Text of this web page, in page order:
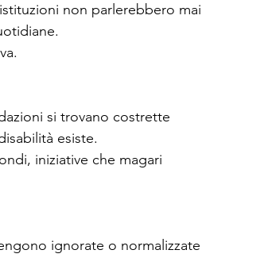
non parlerebbero mai
si trovano costrette
esiste.
iniziative che magari
ignorate o normalizzate